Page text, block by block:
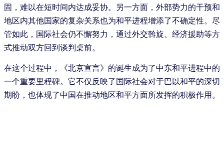
固，难以在短时间内达成妥协。另一方面，外部势力的干预和
地区内其他国家的复杂关系也为和平进程增添了不确定性。尽
管如此，国际社会仍不懈努力，通过外交斡旋、经济援助等方
式推动双方回到谈判桌前。
在这个过程中，《北京宣言》的诞生成为了中东和平进程中的
一个重要里程碑。它不仅反映了国际社会对于巴以和平的深切
期盼，也体现了中国在推动地区和平方面所发挥的积极作用。